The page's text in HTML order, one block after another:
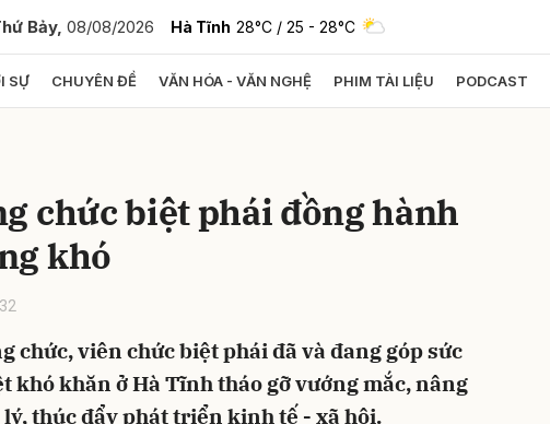
Bảy, 08/08/2026 Hà Tĩnh 28°C / 25 - 28°C
SỰ CHUYÊN ĐỀ VĂN HÓA - VĂN NGHỆ PHIM TÀI LIỆU PODCAST
chức biệt phái đồng hành
khó
chức, viên chức biệt phái đã và đang góp sức
khó khăn ở Hà Tĩnh tháo gỡ vướng mắc, nâng
thúc đẩy phát triển kinh tế - xã hội.
Gửi bình luận
Hủy